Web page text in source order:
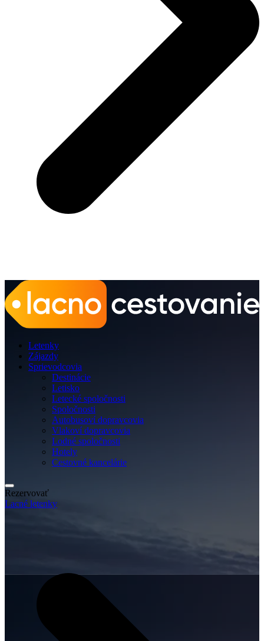
Letenky
Zájazdy
Sprievodcovia
Destinácie
Letisko
Letecké spoločnosti
Spoločnosti
Autobusoví dopravcovia
Vlakoví dopravcovia
Lodné spoločnosti
Hotely
Cestovné kancelárie
Rezervovať
Lacné letenky